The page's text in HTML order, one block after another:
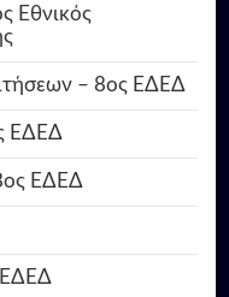
Εθνικός
– 8ος ΕΔΕΔ
ΕΔΕΔ
ΕΔΕΔ
ΕΔΕΔ